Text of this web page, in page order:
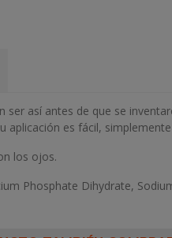
así antes de que se
aplicación es fácil,
los ojos.
Phosphate Dihydrate,